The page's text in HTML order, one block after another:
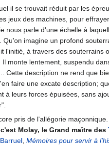
il se trouvait réduit par les
jeux des machines, pour
nous parle d'une échelle à
imagine un profond
l'initié, à travers des souterrains
monte lentement, suspendu
Cette description ne rend que
faire une excate description;
à leurs forces épuisées, sans
pris de l'allégorie
Molay, le Grand maître des
, Mémoires pour servir à